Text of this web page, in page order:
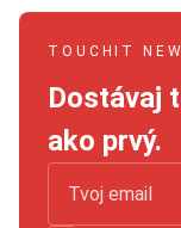
TOUCHIT
Dostávaj
ako prvý.